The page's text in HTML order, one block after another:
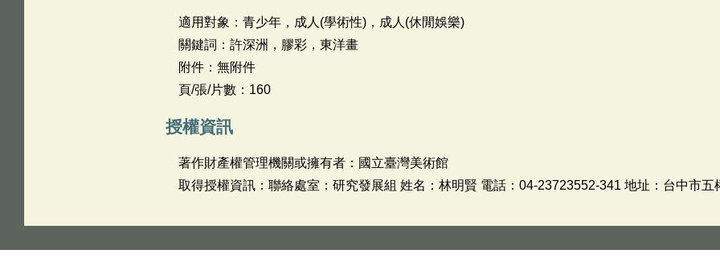
適用對象：青少年，成人(學術性)，成人(休閒娛樂)
關鍵詞：許深洲，膠彩，東洋畫
附件：無附件
頁/張/片數：160
授權資訊
著作財產權管理機關或擁有者：國立臺灣美術館
取得授權資訊：聯絡處室：研究發展組 姓名：林明賢 電話：04-23723552-341 地址：台中市五